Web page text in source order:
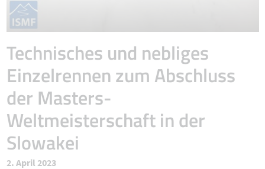
Technisches und nebliges
Einzelrennen zum Abschluss
der Masters-
Weltmeisterschaft in der
Slowakei
2. April 2023